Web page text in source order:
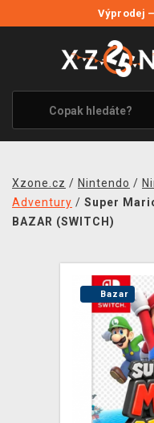
Výprodej
VÝPRODEJ
VIDEOHRY
XZONE ORIGINALS
TÉMATIKY
MERCHANDISE
XZONE KLUB
Xzone.cz / Nintendo /
Adventury / Super
BAZAR (SWITCH)
Bazar